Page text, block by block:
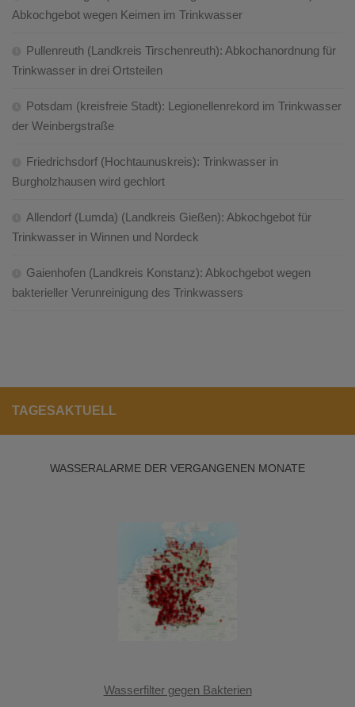
Abkochgebot wegen Keimen im Trinkwasser
Pullenreuth (Landkreis Tirschenreuth): Abkochanordnung für
Trinkwasser in drei Ortsteilen
Potsdam (kreisfreie Stadt): Legionellenrekord im Trinkwasser
der Weinbergstraße
Friedrichsdorf (Hochtaunuskreis): Trinkwasser in
Burgholzhausen wird gechlort
Allendorf (Lumda) (Landkreis Gießen): Abkochgebot für
Trinkwasser in Winnen und Nordeck
Gaienhofen (Landkreis Konstanz): Abkochgebot wegen
bakterieller Verunreinigung des Trinkwassers
TAGESAKTUELL
WASSERALARME DER VERGANGENEN MONATE
Wasserfilter gegen Bakterien